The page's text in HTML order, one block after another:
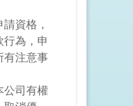
資格，
行為，申
有注意事
公司有權